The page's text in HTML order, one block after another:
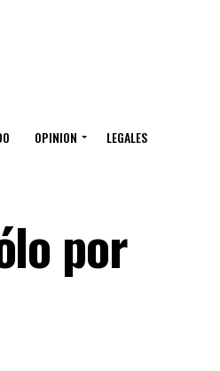
OPINION LEGALES
por